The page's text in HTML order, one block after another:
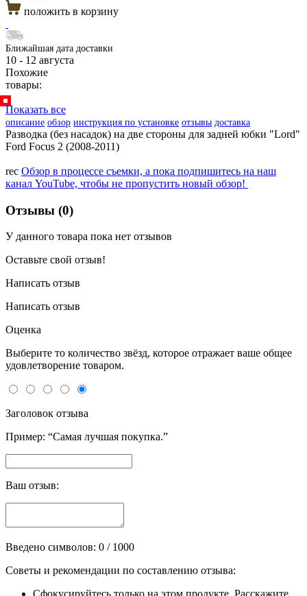
положить в корзину
Ближайшая дата доставки
10 - 12 августа
Похожие
товары:
Показать все
описание обзор инструкция по установке отзывы доставка
Разводка (без насадок) на две стороны для задней юбки "Lord"
Ford Focus 2 (2008-2011)
rec Обзор в процессе съемки, а пока подпишитесь на наш
канал YouTube, чтобы не пропустить новый обзор!
Отзывы (0)
У данного товара пока нет отзывов
Оставьте свой отзыв!
Написать отзыв
Написать отзыв
Оценка
Выберите то количество звёзд, которое отражает ваше общее
удовлетворение товаром.
Заголовок отзыва
Пример: “Самая лучшая покупка.”
Ваш отзыв:
Введено символов: 0 / 1000
Советы и рекомендации по составлению отзыва: